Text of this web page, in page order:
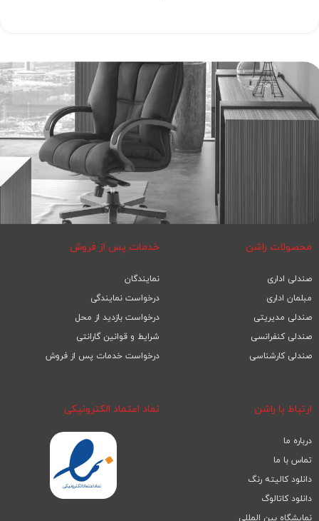
محصولات راشن
صندلی اداری
مبلمان اداری
صندلی مدیریتی
صندلی کنفرانسی
صندلی کارشناسی
خدمات پس از فروش
نمایندگان
درخواست نمایندگی
درخواست بازدید از محل
شرایط و قوانین گارانتی
درخواست خدمات پس از فروش
ارتباط با راشن
درباره ما
تماس با ما
دانلود کالیته رنگ
دانلود کاتالوگ
نمایشگاه بین المللی
نماد اعتماد الکترونیکی